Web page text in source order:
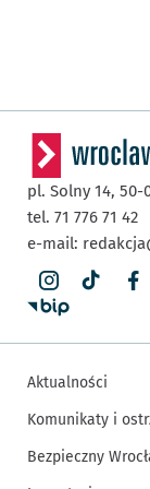
pl. Solny 14, 50-
tel. 71 776 71 42
e-mail:
Aktualności
Komunikaty i
Bezpieczny